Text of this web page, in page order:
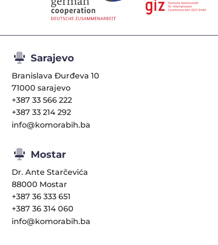
Sarajevo
Branislava Đurđeva 10
71000 sarajevo
+387 33 566 222
+387 33 214 292
info@komorabih.ba
Mostar
Dr. Ante Starčevića
88000 Mostar
+387 36 333 651
+387 36 314 060
info@komorabih.ba